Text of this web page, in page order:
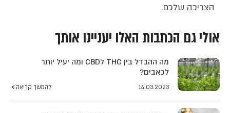
הצריכה שלכם.
אולי גם הכתבות האלו יעניינו אותך
מה ההבדל בין THC לCBD ומה יעיל יותר
לכאבים?
14.03.2023 להמשך קריאה